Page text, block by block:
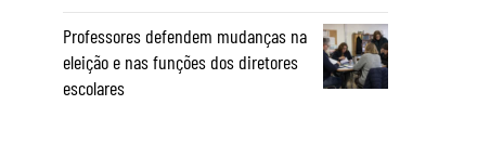
Professores defendem mudanças na
eleição e nas funções dos diretores
escolares